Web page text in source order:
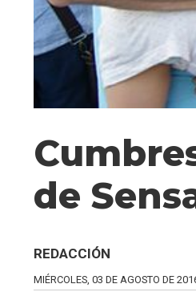
de
REDACCIÓN
MIÉRCOLES, 03 DE AGOSTO DE